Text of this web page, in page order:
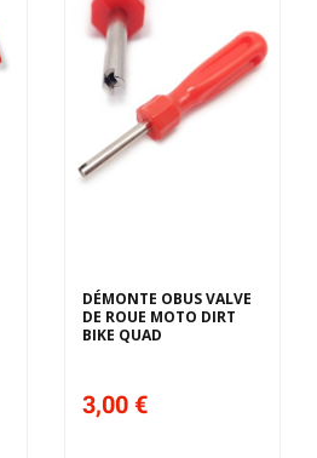
DÉMONTE OBUS VALVE
DE ROUE MOTO DIRT
BIKE QUAD
3,00 €